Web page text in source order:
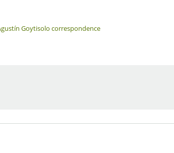
Goytisolo correspondence